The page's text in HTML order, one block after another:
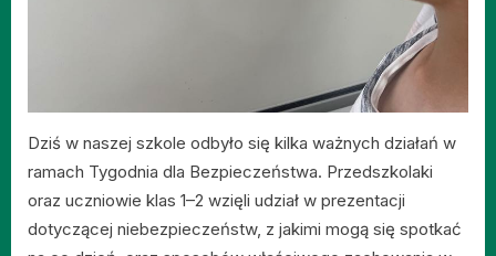
Dziś w naszej szkole odbyło się kilka ważnych działań w
ramach Tygodnia dla Bezpieczeństwa. Przedszkolaki
oraz uczniowie klas 1–2 wzięli udział w prezentacji
dotyczącej niebezpieczeństw, z jakimi mogą się spotkać